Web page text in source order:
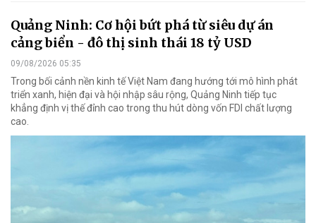
Quảng Ninh: Cơ hội bứt phá từ siêu dự án
cảng biển - đô thị sinh thái 18 tỷ USD
09/08/2026 05:35
Trong bối cảnh nền kinh tế Việt Nam đang hướng tới mô hình phát
triển xanh, hiện đại và hội nhập sâu rộng, Quảng Ninh tiếp tục
khẳng định vị thế đỉnh cao trong thu hút dòng vốn FDI chất lượng
cao.